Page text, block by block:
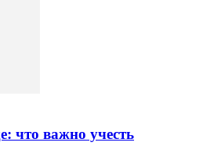
что важно учесть